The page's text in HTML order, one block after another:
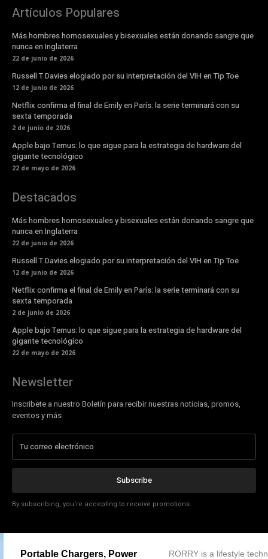
Portable Chargers, Power RORRY is a lifestyle
Artículos Populares
Más hombres homosexuales y bisexuales están donando sangre que
nunca en Inglaterra
22 de junio de 2026
Russell T Davies elogiado por su interpretación del VIH en Tip Toe
12 de junio de 2026
Netflix confirma el final de Emily en París: la serie terminará con su
sexta temporada
2 de junio de 2026
Apple bajo Ternus: lo que sigue para la estrategia de hardware del
gigante tecnológico
22 de mayo de 2026
Destacados
Más hombres homosexuales y bisexuales están donando sangre que
nunca en Inglaterra
22 de junio de 2026
Russell T Davies elogiado por su interpretación del VIH en Tip Toe
12 de junio de 2026
Netflix confirma el final de Emily en París: la serie terminará con su
sexta temporada
2 de junio de 2026
Apple bajo Ternus: lo que sigue para la estrategia de hardware del
gigante tecnológico
22 de mayo de 2026
Newsletter
Inscribete a nuestro Boletín para recibir nuestras noticias, promos,
eventos y más
Subscribe
By subscribing, you're accepting to receive promotions.